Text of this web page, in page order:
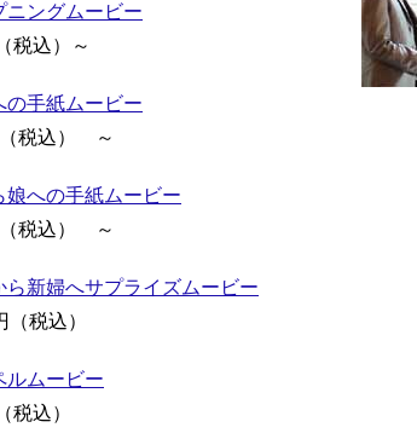
ニングムービー
税込）～
の手紙ムービー
税込） ～
娘への手紙ムービー
税込） ～
ら新婦へサプライズムービー
（税込）
ルムービー
税込）